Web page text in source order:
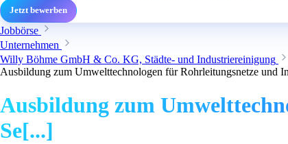
Jetzt bewerben
Jobbörse
Unternehmen
Willy Böhme GmbH & Co. KG, Städte- und Industriereinigung
Ausbildung zum Umwelttechnologen für Rohrleitungsnetze und
Ausbildung zum
Se[...]